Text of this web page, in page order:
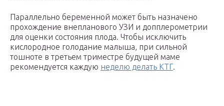
Параллельно беременной может быть назначено
прохождение внепланового УЗИ и допплерометрии
для оценки состояния плода. Чтобы исключить
кислородное голодание малыша, при сильной
тошноте в третьем триместре будущей маме
рекомендуется каждую неделю делать КТГ.